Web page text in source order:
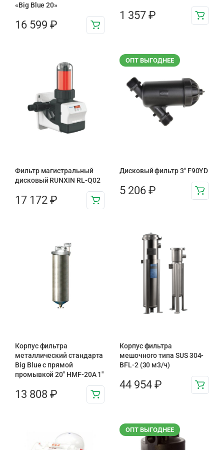
«Big Blue 20»
16 599 ₽
1 357 ₽
Фильтр магистральный
дисковый RUNXIN RL-Q02
17 172 ₽
ОПТ ВЫГОДНЕЕ
Дисковый фильтр 3″ F90YD
5 206 ₽
Корпус фильтра
металлический стандарта
Big Blue с прямой
промывкой 20″ HMF-20A 1″
13 808 ₽
Корпус фильтра
мешочного типа SUS 304-
BFL-2 (30 м3/ч)
44 954 ₽
ОПТ ВЫГОДНЕЕ